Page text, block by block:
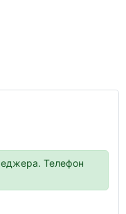
Телефон